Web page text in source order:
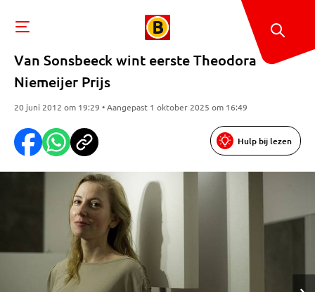
Van Sonsbeeck wint eerste Theodora
Niemeijer Prijs
20 juni 2012 om 19:29 • Aangepast 1 oktober 2025 om 16:49
Hulp bij lezen